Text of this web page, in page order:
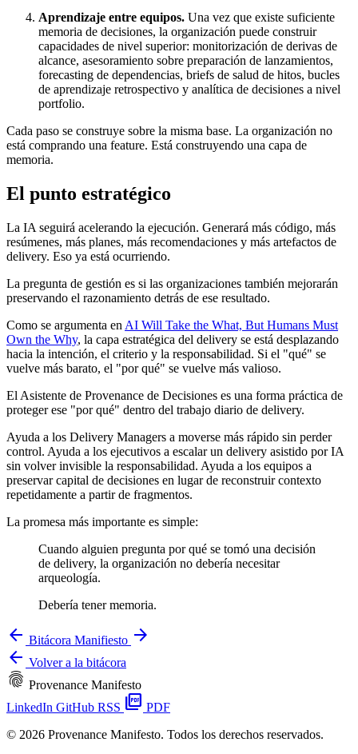
Aprendizaje entre equipos. Una vez que existe suficiente
memoria de decisiones, la organización puede construir
capacidades de nivel superior: monitorización de derivas de
alcance, asesoramiento sobre preparación de lanzamientos,
forecasting de dependencias, briefs de salud de hitos, bucles
de aprendizaje retrospectivo y analítica de decisiones a nivel
portfolio.
Cada paso se construye sobre la misma base. La organización no
está comprando una feature. Está construyendo una capa de
memoria.
El punto estratégico
La IA seguirá acelerando la ejecución. Generará más código, más
resúmenes, más planes, más recomendaciones y más artefactos de
delivery. Eso ya está ocurriendo.
La pregunta de gestión es si las organizaciones también mejorarán
preservando el razonamiento detrás de ese resultado.
Como se argumenta en AI Will Take the What, But Humans Must
Own the Why, la capa estratégica del delivery se está desplazando
hacia la intención, el criterio y la responsabilidad. Si el "qué" se
vuelve más barato, el "por qué" se vuelve más valioso.
El Asistente de Provenance de Decisiones es una forma práctica de
proteger ese "por qué" dentro del trabajo diario de delivery.
Ayuda a los Delivery Managers a moverse más rápido sin perder
control. Ayuda a los ejecutivos a escalar un delivery asistido por IA
sin volver invisible la responsabilidad. Ayuda a los equipos a
preservar capital de decisiones en lugar de reconstruir contexto
repetidamente a partir de fragmentos.
La promesa más importante es simple:
Cuando alguien pregunta por qué se tomó una decisión
de delivery, la organización no debería necesitar
arqueología.
Debería tener memoria.
arrow_back Bitácora Manifiesto arrow_forward
arrow_back Volver a la bitácora
fingerprint Provenance Manifesto
LinkedIn GitHub RSS picture_as_pdf PDF
© 2026 Provenance Manifesto. Todos los derechos reservados.